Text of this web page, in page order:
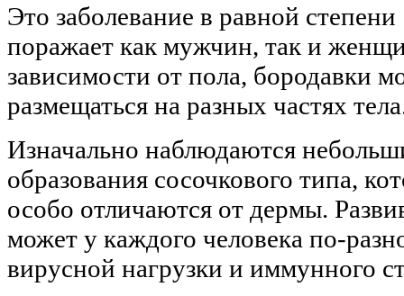
Это заболевание в равной степени
поражает как мужчин, так и
зависимости от пола, бородавки
размещаться на разных частях
Изначально наблюдаются
образования сосочкового типа,
особо отличаются от дермы.
может у каждого человека по-
вирусной нагрузки и иммунного